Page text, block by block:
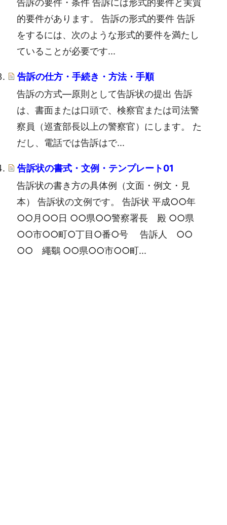
告訴の要件・条件 告訴には形式的要件と実質
的要件があります。 告訴の形式的要件 告訴
をするには、次のような形式的要件を満たし
ていることが必要です...
告訴の仕方・手続き・方法・手順
告訴の方式―原則として告訴状の提出 告訴
は、書面または口頭で、検察官または司法警
察員（巡査部長以上の警察官）にします。 た
だし、電話では告訴はで...
告訴状の書式・文例・テンプレート01
告訴状の書き方の具体例（文面・例文・見
本） 告訴状の文例です。 告訴状 平成○○年
○○月○○日 ○○県○○警察署長 殿 ○○県
○○市○○町○丁目○番○号 告訴人 ○○
○○ 繩鸀 ○○県○○市○○町...